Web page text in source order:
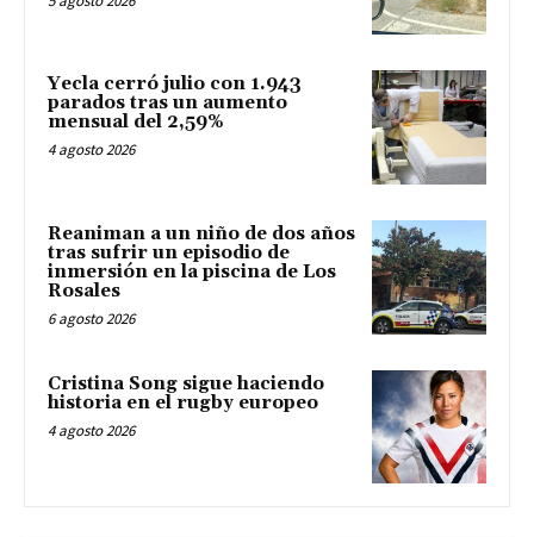
Yecla cerró julio con 1.943
parados tras un aumento
mensual del 2,59%
4 agosto 2026
Reaniman a un niño de dos años
tras sufrir un episodio de
inmersión en la piscina de Los
Rosales
6 agosto 2026
Cristina Song sigue haciendo
historia en el rugby europeo
4 agosto 2026